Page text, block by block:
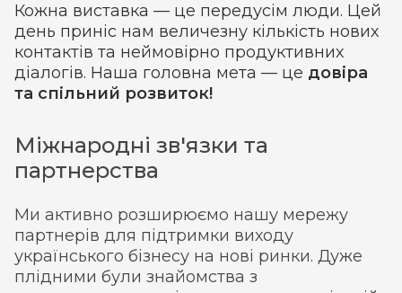
Кожна виставка — це передусім люди. Цей
день приніс нам величезну кількість нових
контактів та неймовірно продуктивних
діалогів. Наша головна мета — це довіра
та спільний розвиток!
Міжнародні зв'язки та
партнерства
Ми активно розширюємо нашу мережу
партнерів для підтримки виходу
українського бізнесу на нові ринки. Дуже
плідними були знайомства з